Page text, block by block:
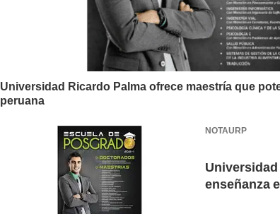
Universidad Ricardo Palma ofrece maestría que
peruana
NOTAURP
enseñanza